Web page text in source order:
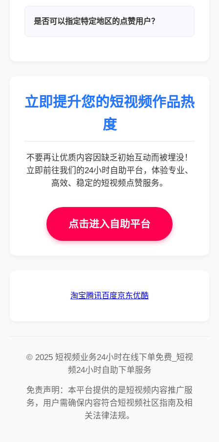
是否可以指定特定地区的点赞用户？
立即提升您的短视频作品热
度
不要再让优质内容因缺乏初始互动而被埋没！
立即前往我们的24小时自助平台，体验专业、
高效、稳定的短视频点赞服务。
点击进入自助平台
淘宝腾讯百度京东优酷
© 2025 短视频业务24小时在线下单免费_短视
频24小时自助下单服务
免责声明：本平台提供的是短视频内容推广服
务，用户需确保内容符合短视频社区指南及相
关法律法规。